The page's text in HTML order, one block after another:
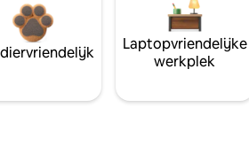
Laptopvriendelijke
werkplek